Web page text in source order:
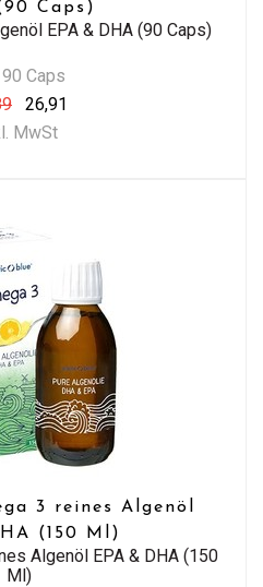
Caps)
EPA & DHA (90 Caps)
Caps
26,91
MwSt
3 reines Algenöl
(150 Ml)
Algenöl EPA & DHA (150
Ml)